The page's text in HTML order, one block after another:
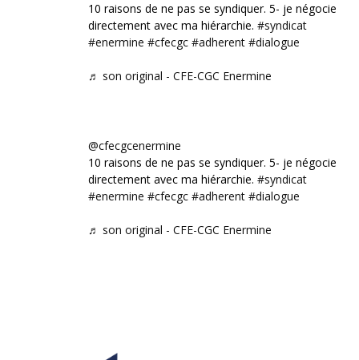
10 raisons de ne pas se syndiquer. 5- je négocie
directement avec ma hiérarchie. #syndicat
#enermine #cfecgc #adherent #dialogue
♬ son original - CFE-CGC Enermine
@cfecgcenermine
10 raisons de ne pas se syndiquer. 5- je négocie
directement avec ma hiérarchie. #syndicat
#enermine #cfecgc #adherent #dialogue
♬ son original - CFE-CGC Enermine